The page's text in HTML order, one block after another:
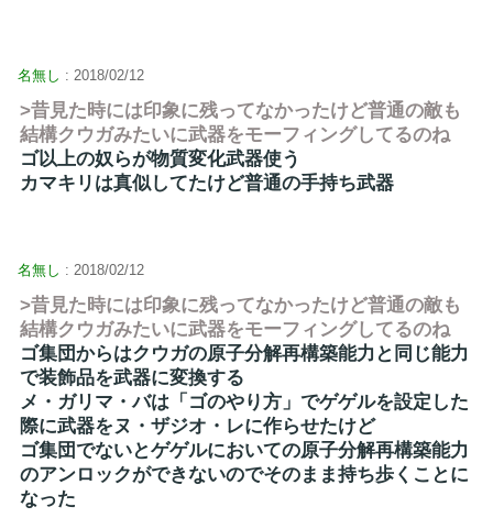
名無し : 2018/02/12
>昔見た時には印象に残ってなかったけど普通の敵も
結構クウガみたいに武器をモーフィングしてるのね
ゴ以上の奴らが物質変化武器使う
カマキリは真似してたけど普通の手持ち武器
名無し : 2018/02/12
>昔見た時には印象に残ってなかったけど普通の敵も
結構クウガみたいに武器をモーフィングしてるのね
ゴ集団からはクウガの原子分解再構築能力と同じ能力
で装飾品を武器に変換する
メ・ガリマ・バは「ゴのやり方」でゲゲルを設定した
際に武器をヌ・ザジオ・レに作らせたけど
ゴ集団でないとゲゲルにおいての原子分解再構築能力
のアンロックができないのでそのまま持ち歩くことに
なった